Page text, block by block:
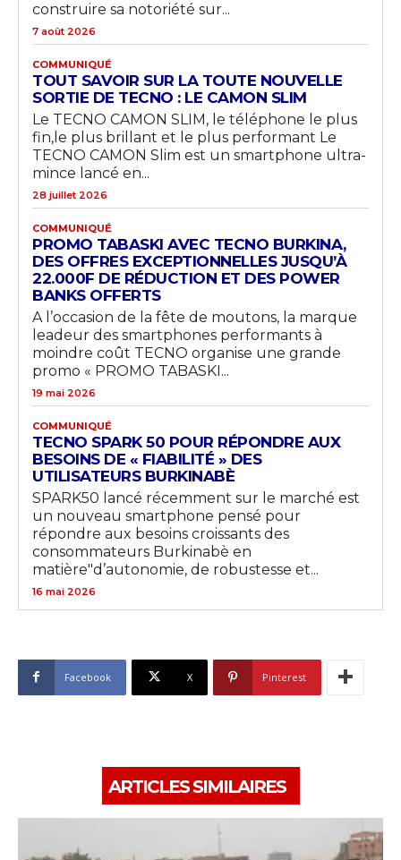
construire sa notoriété sur...
7 août 2026
COMMUNIQUÉ
TOUT SAVOIR SUR LA TOUTE NOUVELLE
SORTIE DE TECNO : LE CAMON SLIM
Le TECNO CAMON SLIM, le téléphone le plus
fin,le plus brillant et le plus performant Le
TECNO CAMON Slim est un smartphone ultra-
mince lancé en...
28 juillet 2026
COMMUNIQUÉ
PROMO TABASKI AVEC TECNO BURKINA,
DES OFFRES EXCEPTIONNELLES JUSQU’À
22.000F DE RÉDUCTION ET DES POWER
BANKS OFFERTS
A l’occasion de la fête de moutons, la marque
leadeur des smartphones performants à
moindre coût TECNO organise une grande
promo « PROMO TABASKI...
19 mai 2026
COMMUNIQUÉ
TECNO SPARK 50 POUR RÉPONDRE AUX
BESOINS DE « FIABILITÉ » DES
UTILISATEURS BURKINABÈ
SPARK50 lancé récemment sur le marché est
un nouveau smartphone pensé pour
répondre aux besoins croissants des
consommateurs Burkinabè en
matière"d’autonomie, de robustesse et...
16 mai 2026
Facebook X Pinterest
ARTICLES SIMILAIRES